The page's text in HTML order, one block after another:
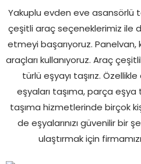
Yakuplu evden eve asansörlü
çeşitli araç seçeneklerimiz ile
etmeyi başarıyoruz.
araçları kullanıyoruz. Araç
türlü eşyayı taşırız.
eşyaları taşıma, parça eşya
taşıma hizmetlerinde birçok
de eşyalarınızı güvenilir bir
ulaştırmak için